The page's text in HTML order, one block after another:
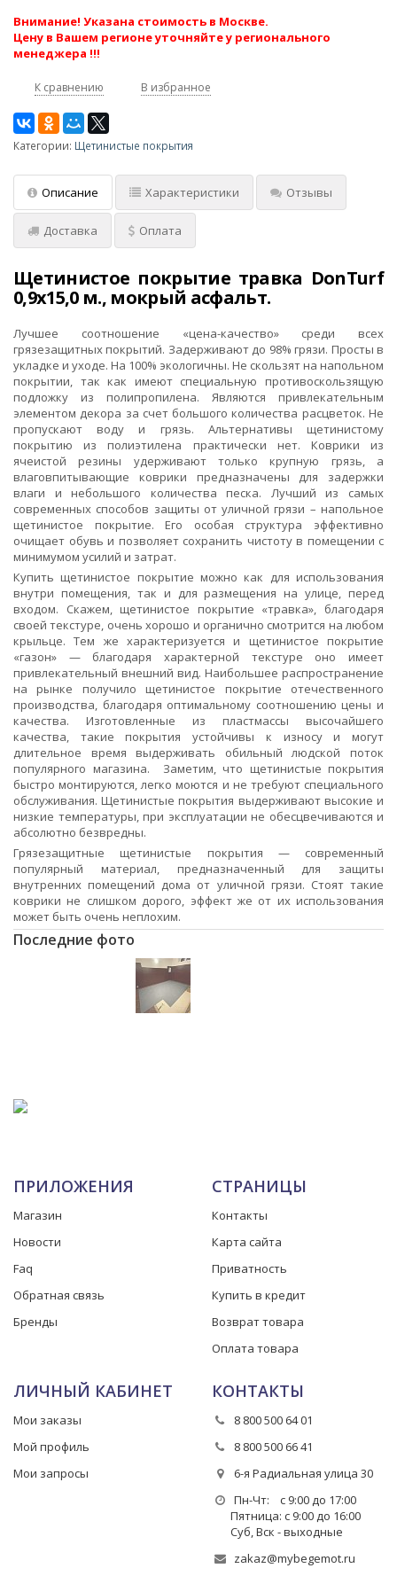
Внимание! Указана стоимость в Москве.
Цену в Вашем регионе уточняйте у регионального
менеджера !!!
К сравнению В избранное
Категории: Щетинистые покрытия
Описание Характеристики Отзывы
Доставка Оплата
Щетинистое покрытие травка DonTurf
0,9x15,0 м., мокрый асфальт.
Лучшее соотношение «цена-качество» среди всех
грязезащитных покрытий. Задерживают до 98% грязи. Просты в
укладке и уходе. На 100% экологичны. Не скользят на напольном
покрытии, так как имеют специальную противоскользящую
подложку из полипропилена. Являются привлекательным
элементом декора за счет большого количества расцветок. Не
пропускают воду и грязь. Альтернативы щетинистому
покрытию из полиэтилена практически нет. Коврики из
ячеистой резины удерживают только крупную грязь, а
влаговпитывающие коврики предназначены для задержки
влаги и небольшого количества песка. Лучший из самых
современных способов защиты от уличной грязи – напольное
щетинистое покрытие. Его особая структура эффективно
очищает обувь и позволяет сохранить чистоту в помещении с
минимумом усилий и затрат.
Купить щетинистое покрытие можно как для использования
внутри помещения, так и для размещения на улице, перед
входом. Скажем, щетинистое покрытие «травка», благодаря
своей текстуре, очень хорошо и органично смотрится на любом
крыльце. Тем же характеризуется и щетинистое покрытие
«газон» — благодаря характерной текстуре оно имеет
привлекательный внешний вид. Наибольшее распространение
на рынке получило щетинистое покрытие отечественного
производства, благодаря оптимальному соотношению цены и
качества. Изготовленные из пластмассы высочайшего
качества, такие покрытия устойчивы к износу и могут
длительное время выдерживать обильный людской поток
популярного магазина. Заметим, что щетинистые покрытия
быстро монтируются, легко моются и не требуют специального
обслуживания. Щетинистые покрытия выдерживают высокие и
низкие температуры, при эксплуатации не обесцвечиваются и
абсолютно безвредны.
Грязезащитные щетинистые покрытия — современный
популярный материал, предназначенный для защиты
внутренних помещений дома от уличной грязи. Стоят такие
коврики не слишком дорого, эффект же от их использования
может быть очень неплохим.
Последние фото
ПРИЛОЖЕНИЯ
Магазин
Новости
Faq
Обратная связь
Бренды
СТРАНИЦЫ
Контакты
Карта сайта
Приватность
Купить в кредит
Возврат товара
Оплата товара
ЛИЧНЫЙ КАБИНЕТ
Мои заказы
Мой профиль
Мои запросы
КОНТАКТЫ
8 800 500 64 01
8 800 500 66 41
6-я Радиальная улица 30
Пн-Чт: с 9:00 до 17:00
Пятница: с 9:00 до 16:00
Суб, Вск - выходные
zakaz@mybegemot.ru